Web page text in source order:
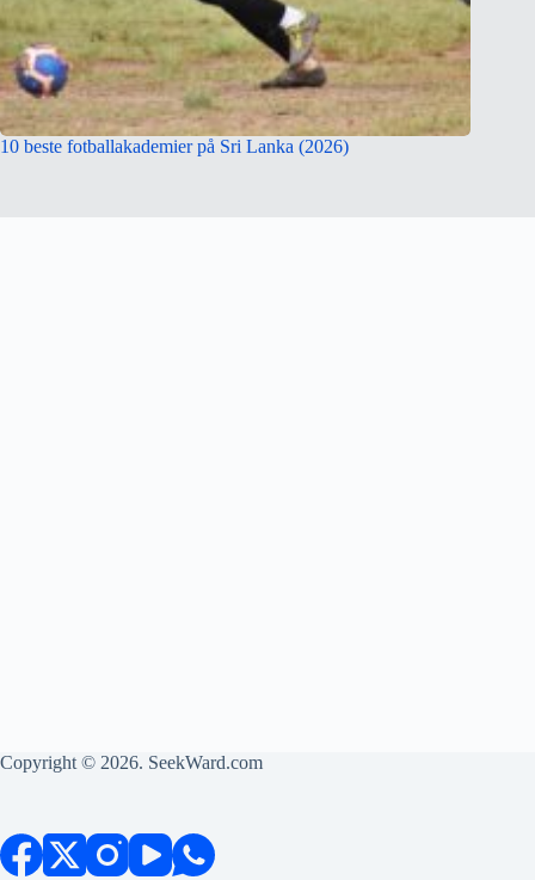
10 beste fotballakademier på Sri Lanka (2026)
Copyright © 2026. SeekWard.com